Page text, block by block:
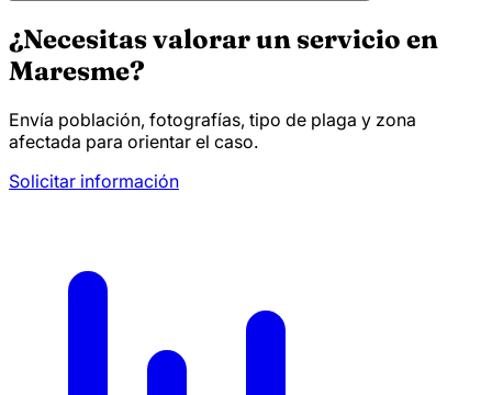
¿Necesitas valorar un servicio en
Maresme?
Envía población, fotografías, tipo de plaga y zona
afectada para orientar el caso.
Solicitar información